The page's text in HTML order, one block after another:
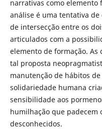
narrativas como elemento
análise é uma tentativa
de intersecção entre os
articulados com a
elemento de formação.
tal proposta
manutenção de hábitos
solidariedade humana
sensibilidade aos
humilhação que padecem
desconhecidos.